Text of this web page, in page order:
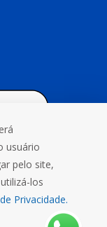
usuário
pelo site,
los
Privacidade.